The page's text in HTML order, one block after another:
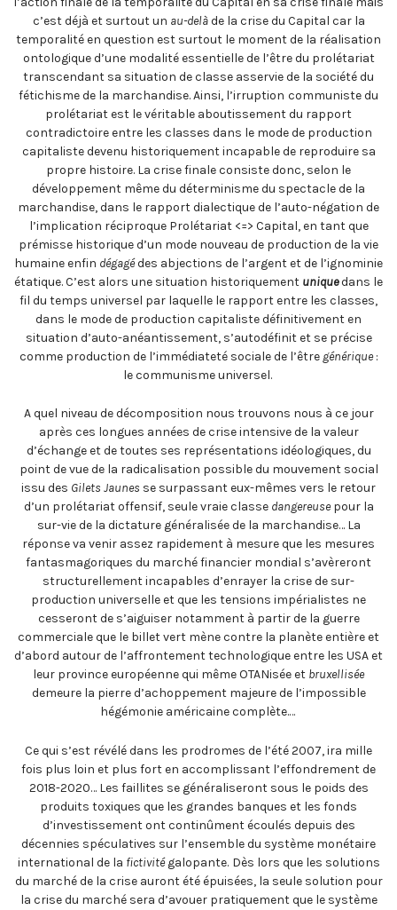
c’est déjà et surtout un au-delàde la crise du Capital car la
temporalité en question est surtout le moment de la réalisation
ontologique d’une modalité essentielle de l’être du prolétariat
transcendant sa situation de classe asservie de la société du
fétichisme de la marchandise. Ainsi, l’irruption communiste du
prolétariat est le véritable aboutissement du rapport
contradictoire entre les classes dans le mode de production
capitaliste devenu historiquement incapable de reproduire sa
propre histoire. La crise finale consiste donc, selon le
développement même du déterminisme du spectacle de la
marchandise, dans le rapport dialectique de l’auto-négation de
l’implication réciproque Prolétariat <=> Capital, en tant que
prémisse historique d’un mode nouveau de production de la vie
humaine enfin dégagédes abjections de l’argent et de l’ignominie
étatique. C’est alors une situation historiquement uniquedans le
fil du temps universel par laquelle le rapport entre les classes,
dans le mode de production capitaliste définitivement en
situation d’auto-anéantissement, s’autodéfinit et se précise
comme production de l’immédiateté sociale de l’être générique:
le communisme universel.
A quel niveau de décomposition nous trouvons nous à ce jour
après ces longues années de crise intensive de la valeur
d’échange et de toutes ses représentations idéologiques, du
point de vue de la radicalisation possible du mouvement social
issu des Gilets Jaunes se surpassant eux-mêmes vers le retour
d’un prolétariat offensif, seule vraie classe dangereusepour la
sur-vie de la dictature généralisée de la marchandise… La
réponse va venir assez rapidement à mesure que les mesures
fantasmagoriques du marché financier mondial s’avèreront
structurellement incapables d’enrayer la crise de sur-
production universelle et que les tensions impérialistes ne
cesseront de s’aiguiser notamment à partir de la guerre
commerciale que le billet vert mène contre la planète entière et
d’abord autour de l’affrontement technologique entre les USA et
leur province européenne qui même OTANisée et bruxellisée
demeure la pierre d’achoppement majeure de l’impossible
hégémonie américaine complète.…
Ce qui s’est révélé dans les prodromes de l’été 2007, ira mille
fois plus loin et plus fort en accomplissant l’effondrement de
2018-2020… Les faillites se généraliseront sous le poids des
produits toxiques que les grandes banques et les fonds
d’investissement ont continûment écoulés depuis des
décennies spéculatives sur l’ensemble du système monétaire
international de la fictivitégalopante. Dès lors que les solutions
du marché de la crise auront été épuisées, la seule solution pour
la crise du marché sera d’avouer pratiquement que le système